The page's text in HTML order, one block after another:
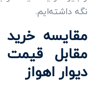
نگه داشته‌ایم.
مقایسه خرید
مقابل
دیوار اهواز